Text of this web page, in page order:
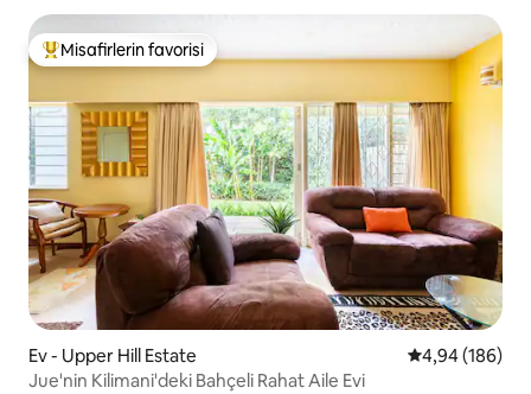
Misafirlerin favorilerinden en beğenilenler arasında
Misafirlerin favorisi
Ev - Upper Hill Estate 5 üzerinden
4,94 (186)
Jue'nin Kilimani'deki Bahçeli Rahat Aile Evi